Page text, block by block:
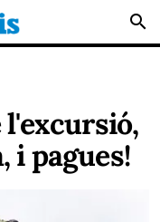
search
l'excursió,
i pagues!